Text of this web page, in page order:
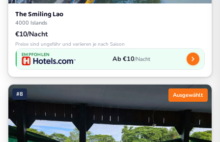
The Smiling Lao
4000 Islands
€10/Nacht
Preise sind ungefähr und variieren je nach Saison
EMPFOHLEN Ab €10/Nacht
#8 Ausgewählt